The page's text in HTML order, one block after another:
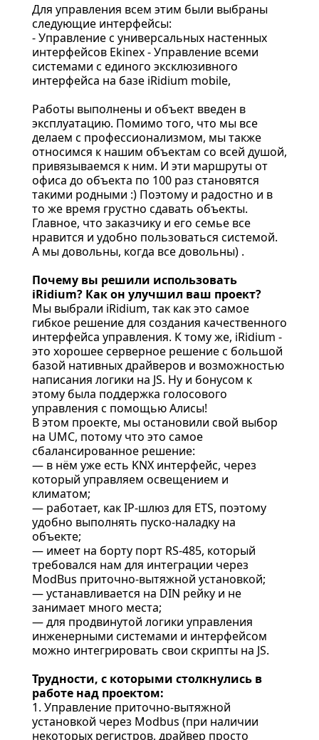
Для управления всем этим были выбраны
следующие интерфейсы:
- Управление с универсальных настенных
интерфейсов Ekinex - Управление всеми
системами с единого эксклюзивного
интерфейса на базе iRidium mobile,
Работы выполнены и объект введен в
эксплуатацию. Помимо того, что мы все
делаем с профессионализмом, мы также
относимся к нашим объектам со всей душой,
привязываемся к ним. И эти маршруты от
офиса до объекта по 100 раз становятся
такими родными :) Поэтому и радостно и в
то же время грустно сдавать объекты.
Главное, что заказчику и его семье все
нравится и удобно пользоваться системой.
А мы довольны, когда все довольны) .
Почему вы решили использовать
iRidium? Как он улучшил ваш проект?
Мы выбрали iRidium, так как это самое
гибкое решение для создания качественного
интерфейса управления. К тому же, iRidium -
это хорошее серверное решение с большой
базой нативных драйверов и возможностью
написания логики на JS. Ну и бонусом к
этому была поддержка голосового
управления с помощью Алисы!
В этом проекте, мы остановили свой выбор
на UMC, потому что это самое
сбалансированное решение:
— в нём уже есть KNX интерфейс, через
который управляем освещением и
климатом;
— работает, как IP-шлюз для ETS, поэтому
удобно выполнять пуско-наладку на
объекте;
— имеет на борту порт RS-485, который
требовался нам для интеграции через
ModBus приточно-вытяжной установкой;
— устанавливается на DIN рейку и не
занимает много места;
— для продвинутой логики управления
инженерными системами и интерфейсом
можно интегрировать свои скрипты на JS.
Трудности, с которыми столкнулись в
работе над проектом:
1. Управление приточно-вытяжной
установкой через Modbus (при наличии
некоторых регистров, драйвер просто